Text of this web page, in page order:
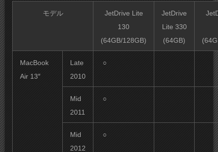
モデル
JetDrive Lite
130
(64GB/128GB)
JetDrive
Lite 330
(64GB)
MacBook
Air 13″
Late
2010
○
Mid
2011
○
Mid
2012
○